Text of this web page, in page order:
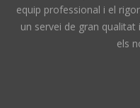
equip professional i el
un servei de gran
els